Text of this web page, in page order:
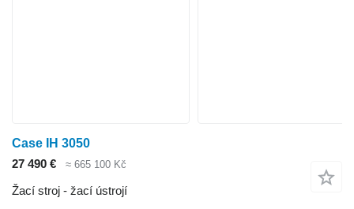
Case IH 3050
27 490 €
≈ 665 100 Kč
Žací stroj - žací ústrojí